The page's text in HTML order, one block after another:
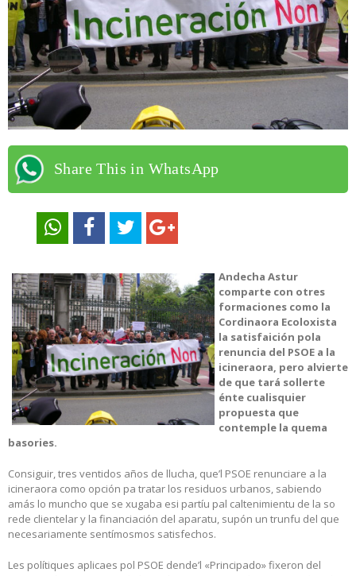
Share This in WhatsApp
Andecha Astur
comparte con otres
formaciones como la
Cordinaora Ecoloxista
la satisfaición pola
renuncia del PSOE a la
icineraora, pero alvierte
de que tará sollerte
énte cualisquier
propuesta que
contemple la quema
basories.
Consiguir, tres ventidos años de llucha, que’l PSOE renunciare a la
icineraora como opción pa tratar los residuos urbanos, sabiendo
amás lo muncho que se xugaba esi partíu pal caltenimientu de la so
rede clientelar y la financiación del aparatu, supón un trunfu del que
necesariamente sentímosmos satisfechos.
Les polítiques aplicaes pol PSOE dende’l «Principado» fixeron del